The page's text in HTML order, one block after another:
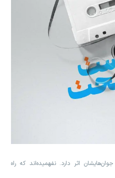
اثر دارد. نفهمیده‌اند که راه